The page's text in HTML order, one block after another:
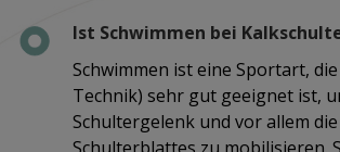
Ist Schwimmen bei
Schwimmen ist eine Sportart,
Technik) sehr gut geeignet ist,
Schultergelenk und vor allem